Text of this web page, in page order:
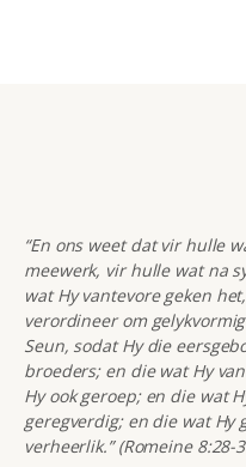
“En ons weet dat vir hulle
meewerk, vir hulle wat na
wat Hy vantevore geken
verordineer om
Seun, sodat Hy die
broeders; en die wat Hy
Hy ook geroep; en die wat
geregverdig; en die wat Hy
verheerlik.” (Romeine 8:28-